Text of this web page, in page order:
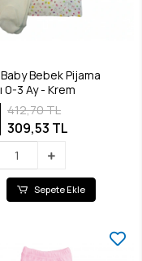
Bebek Pijama
0-3 Ay - Krem
412,70 TL
309,53 TL
Sepete Ekle